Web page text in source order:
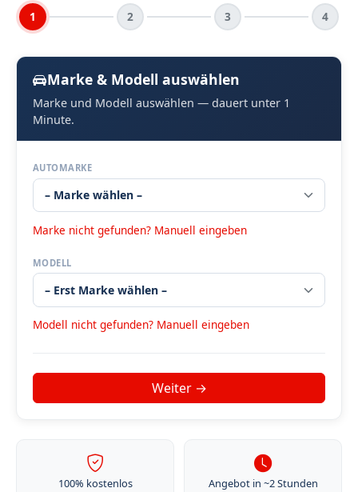
1 2 3 4
Marke & Modell auswählen
Marke und Modell auswählen — dauert unter 1
Minute.
AUTOMARKE
Marke nicht gefunden? Manuell eingeben
MODELL
Modell nicht gefunden? Manuell eingeben
100% kostenlos Angebot in ~2 Stunden